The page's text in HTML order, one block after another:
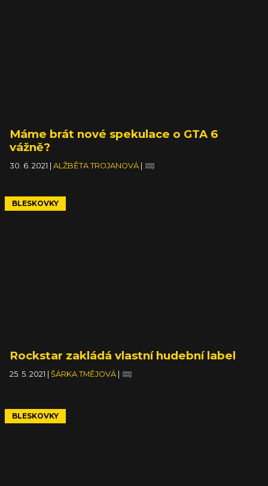
Máme brát nové spekulace o GTA 6
vážně?
30. 6. 2021 ALŽBĚTA TROJANOVÁ
BLESKOVKY
Rockstar zakládá vlastní hudební label
25. 5. 2021 ŠÁRKA TMĚJOVÁ
BLESKOVKY